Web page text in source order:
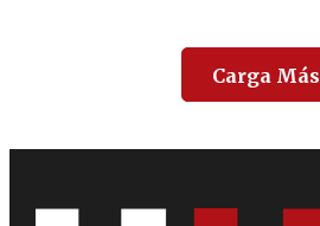
Carga Más